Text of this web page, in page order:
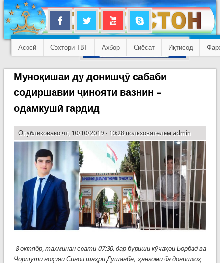
Асосӣ Сохтори ТВТ Ахбор Сиёсат Иқтисод
Муноқишаи ду донишҷӯ сабаби
содиршавии ҷинояти вазнин –
одамкушӣ гардид
Опубликовано чт, 10/10/2019 - 10:28 пользователем admin
8 октябр, тахминан соати 07:30, дар буриши кӯчаҳои Борбад ва
Чортути ноҳияи Синои шаҳри Душанбе, ҳангоми ба донишгоҳ